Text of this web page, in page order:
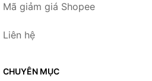
Mã giảm giá Shopee
Liên hệ
CHUYÊN MỤC